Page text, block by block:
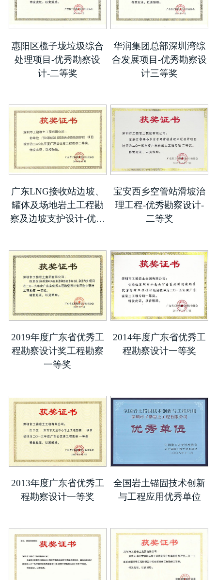
惠阳区榄子垅垃圾综合
处理项目-优秀勘察设
计-二等奖
华润集团总部深圳湾综
合发展项目-优秀勘察设
计三等奖
广东LNG接收站边坡、
罐体及场地岩土工程勘
察及边坡支护设计-优秀
宝安西乡空管站滑坡治
理工程-优秀勘察设计-
二等奖
2019年度广东省优秀工
程勘察设计奖工程勘察
一等奖
2014年度广东省优秀工
程勘察设计一等奖
2013年度广东省优秀工
程勘察设计一等奖
全国岩土锚固技术创新
与工程应用优秀单位